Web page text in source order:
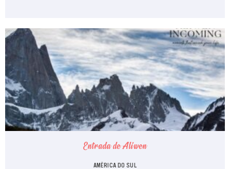
Entrada de Aliwen
AMÉRICA DO SUL